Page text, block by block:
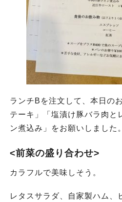
ランチBを注文して、本日の
テーキ」「塩漬け豚バラ肉と
ン煮込み」をお願いしました。
<前菜の盛り合わせ>
カラフルで美味しそう。
レタスサラダ、自家製ハム、